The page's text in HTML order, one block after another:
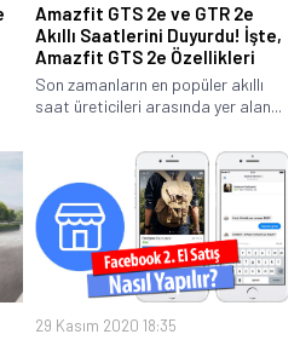
Amazfit GTS 2e ve GTR 2e
Akıllı Saatlerini Duyurdu! İşte,
Amazfit GTS 2e Özellikleri
Son zamanların en popüler akıllı
saat üreticileri arasında yer alan...
29 Kasım 2020 18:35